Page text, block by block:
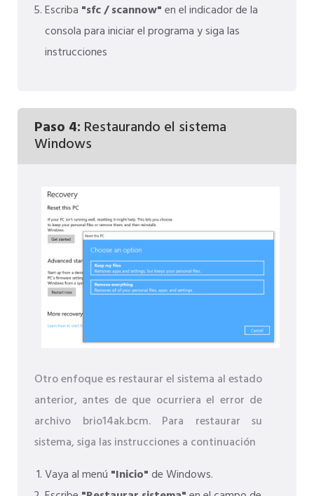
Escriba "sfc / scannow"en el indicador de la
consola para iniciar el programa y siga las
instrucciones
Paso 4: Restaurando el sistema
Windows
Otro enfoque es restaurar el sistema al estado
anterior, antes de que ocurriera el error de
archivo brio14ak.bcm. Para restaurar su
sistema, siga las instrucciones a continuación
Vaya al menú "Inicio"de Windows.